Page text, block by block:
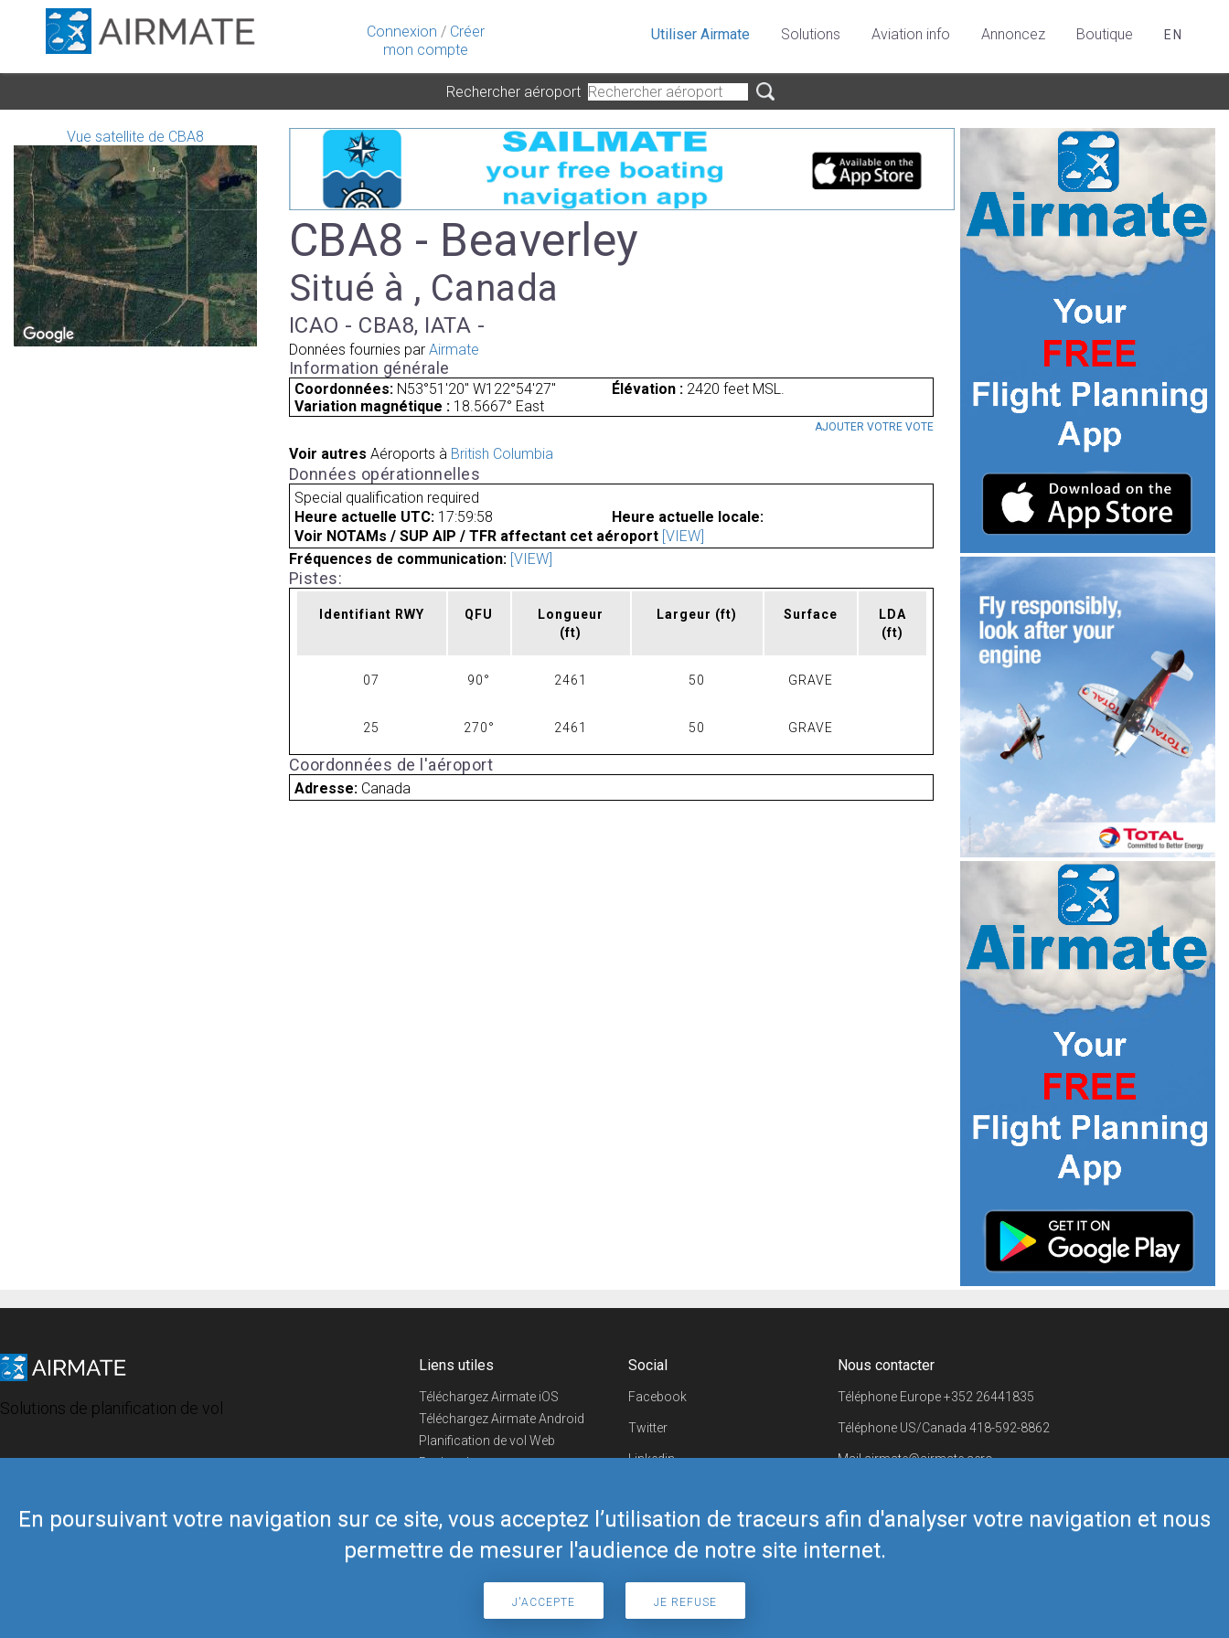
Connexion / Créer
mon compte
En poursuivant votre navigation sur ce site, vous acceptez l’utilisation de traceurs afin d'analyser votre navigation et nous
permettre de mesurer l'audience de notre site internet.
J'ACCEPTE JE REFUSE
Utiliser Airmate Solutions Aviation info Annoncez Boutique EN
Rechercher aéroport
Vue satellite de CBA8
CBA8 - Beaverley
Situé à , Canada
ICAO - CBA8, IATA -
Données fournies par Airmate
Information générale
Coordonnées: N53°51'20" W122°54'27" Élévation :2420 feet MSL.
Variation magnétique : 18.5667° East
AJOUTER VOTRE VOTE
Voir autres Aéroports à British Columbia
Données opérationnelles
Special qualification required
Heure actuelle UTC: 17:59:58
Heure actuelle locale:
Voir NOTAMs / SUP AIP / TFR affectant cet aéroport [VIEW]
Fréquences de communication: [VIEW]
Pistes:
Identifiant RWY QFU
Longueur
(ft)
Largeur (ft) Surface
LDA
(ft)
07 90° 2461 50 GRAVE
25 270° 2461 50 GRAVE
Coordonnées de l'aéroport
Adresse: Canada
Solutions de planification de vol
Liens utiles
Téléchargez Airmate iOS
Téléchargez Airmate Android
Planification de vol Web
Recherche
Boutique Airmate
Social
Facebook
Twitter
Linkedin
Telegram
Nous contacter
Téléphone Europe+352 26441835
Téléphone US/Canada 418-592-8862
Mailairmate@airmate.aero